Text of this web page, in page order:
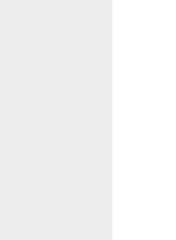
ein oder